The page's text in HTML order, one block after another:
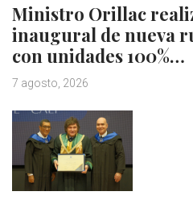
Ministro Orillac
inaugural de nueva
con unidades 100%…
7 agosto, 2026